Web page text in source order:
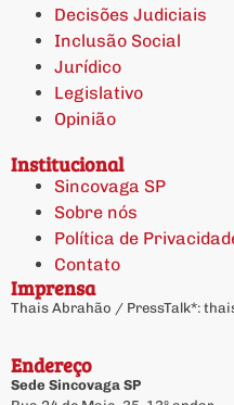
Decisões Judiciais
Inclusão Social
Jurídico
Legislativo
Opinião
Institucional
Sincovaga SP
Sobre nós
Política de
Contato
Imprensa
Thais Abrahão / PressTalk*:
Endereço
Sede Sincovaga SP